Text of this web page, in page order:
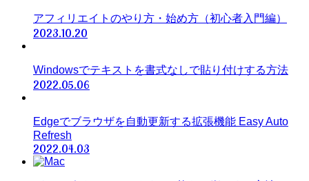
アフィリエイトのやり方・始め方（初心者入門編）
2023.10.20
Windowsでテキストを書式なしで貼り付けする方法
2022.05.06
Edgeでブラウザを自動更新する拡張機能 Easy Auto
Refresh
2022.04.03